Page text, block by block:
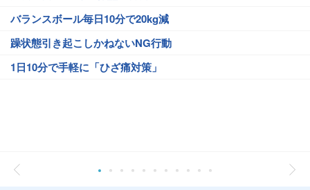
バランスボール毎日10分で20kg減
躁状態引き起こしかねないNG行動
1日10分で手軽に「ひざ痛対策」